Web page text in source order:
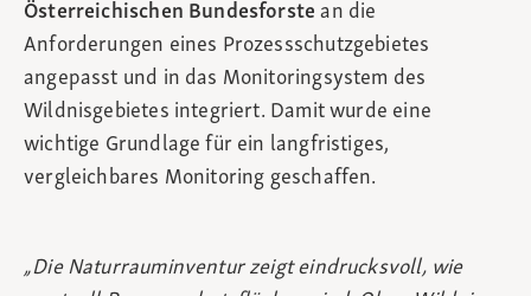
Österreichischen Bundesforste an die
Anforderungen eines Prozessschutzgebietes
angepasst und in das Monitoringsystem des
Wildnisgebietes integriert. Damit wurde eine
wichtige Grundlage für ein langfristiges,
vergleichbares Monitoring geschaffen.
„Die Naturrauminventur zeigt eindrucksvoll, wie